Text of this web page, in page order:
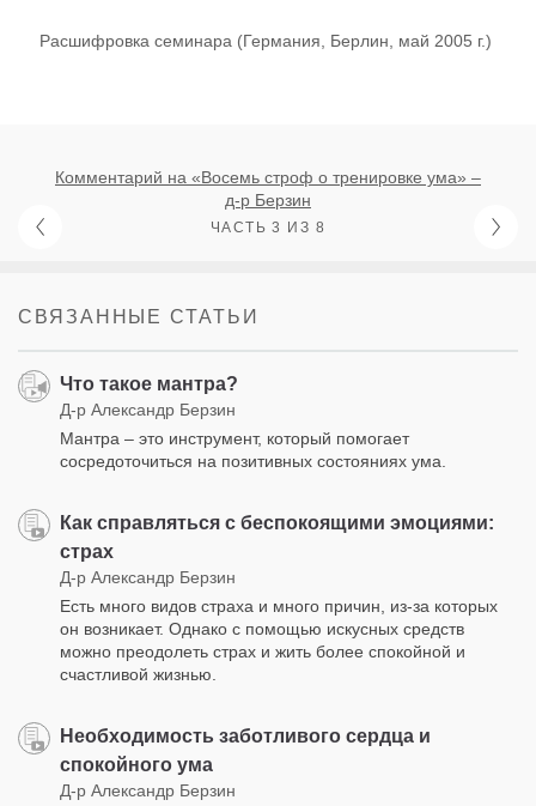
Расшифровка семинара (Германия, Берлин, май 2005 г.)
Комментарий на «Восемь строф о тренировке ума» –
д-р Берзин
ЧАСТЬ 3 ИЗ 8
СВЯЗАННЫЕ СТАТЬИ
Что такое мантра?
Д-р Александр Берзин
Мантра – это инструмент, который помогает
сосредоточиться на позитивных состояниях ума.
Как справляться с беспокоящими эмоциями:
страх
Д-р Александр Берзин
Есть много видов страха и много причин, из-за которых
он возникает. Однако с помощью искусных средств
можно преодолеть страх и жить более спокойной и
счастливой жизнью.
Необходимость заботливого сердца и
спокойного ума
Д-р Александр Берзин